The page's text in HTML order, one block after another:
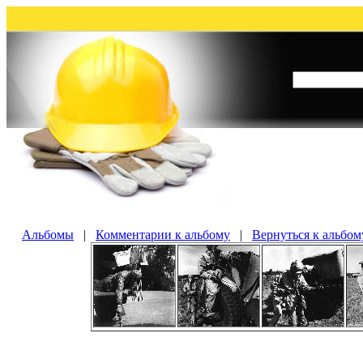
Альбомы | Комментарии к альбому | Вернуться к